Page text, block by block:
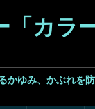
カラ
み、かぶれを防